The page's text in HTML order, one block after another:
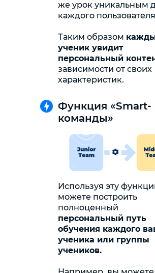
же урок уникальным
каждого
Таким образом
ученик увидит
персональный
зависимости от своих
характеристик.
Используя эту
можете построить
полноценный
персональный путь
обучения каждого
ученика или группы
учеников.
Функция «Smart-
команды»